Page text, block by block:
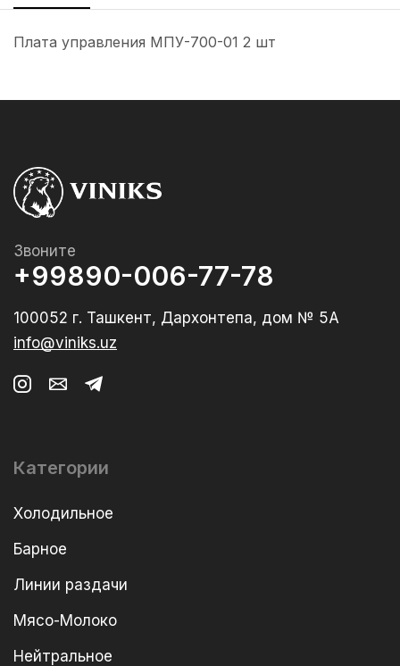
Плата управления МПУ-700-01 2 шт
Звоните
+99890-006-77-78
100052 г. Ташкент, Дархонтепа, дом № 5А
info@viniks.uz
Категории
Холодильное
Барное
Линии раздачи
Мясо-Молоко
Нейтральное